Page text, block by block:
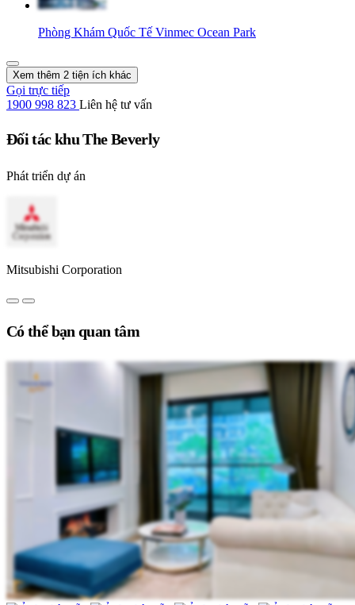
Phòng Khám Quốc Tế Vinmec Ocean Park
Xem thêm 2 tiện ích khác
Gọi trực tiếp
1900 998 823 Liên hệ tư vấn
Đối tác khu The Beverly
Phát triển dự án
Mitsubishi Corporation
Có thể bạn quan tâm